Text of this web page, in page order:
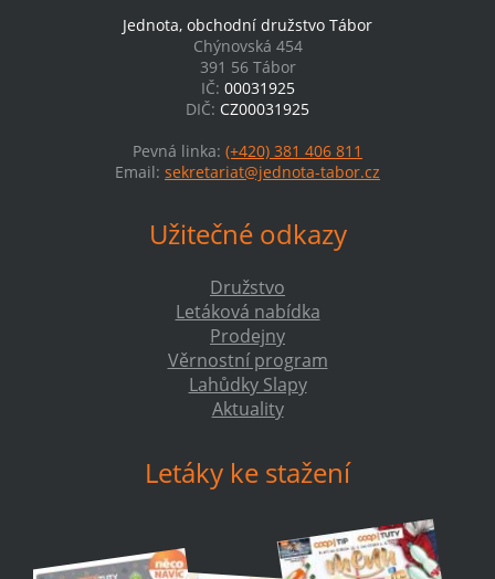
Jednota, obchodní družstvo Tábor
Chýnovská 454
391 56 Tábor
IČ: 00031925
DIČ: CZ00031925
Pevná linka: (+420) 381 406 811
Email: sekretariat@jednota-tabor.cz
Užitečné odkazy
Družstvo
Letáková nabídka
Prodejny
Věrnostní program
Lahůdky Slapy
Aktuality
Letáky ke stažení